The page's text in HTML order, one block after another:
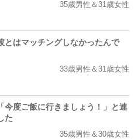
35歳男性＆31歳女性
とはマッチングしなかったんで
33歳男性＆31歳女性
今度ご飯に行きましょう！」と連
た
35歳男性＆30歳女性